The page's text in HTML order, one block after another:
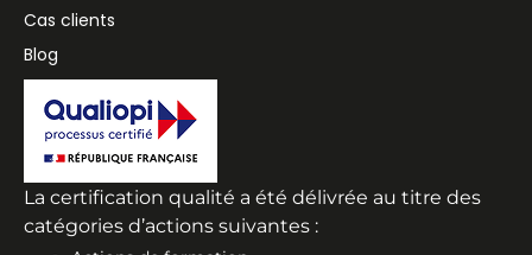
Cas clients
Blog
La certification qualité a été délivrée au titre des
catégories d’actions suivantes :